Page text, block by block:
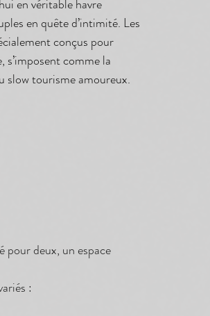
en véritable havre
en quête d’intimité. Les
conçus pour
s’imposent comme la
slow tourisme amoureux.
pour deux, un espace
: